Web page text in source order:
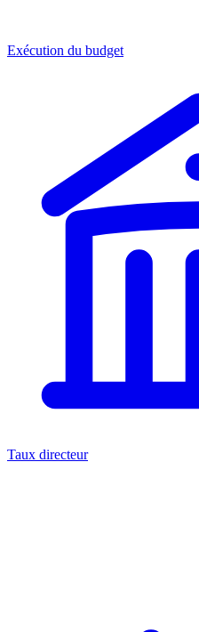
Exécution du budget
Taux directeur